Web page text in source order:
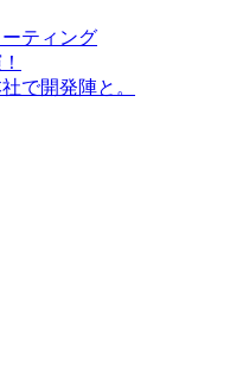
ティング
で開発陣と。